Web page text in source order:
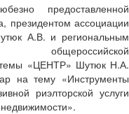
предоставленной
президентом ассоциации
А.В. и региональным
общероссийской
«ЦЕНТР» Шутюк Н.А.
на тему «Инструменты
риэлторской услуги